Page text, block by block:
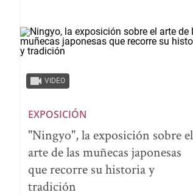
VIDEO
EXPOSICIÓN
"Ningyo", la exposición sobre el
arte de las muñecas japonesas
que recorre su historia y
tradición